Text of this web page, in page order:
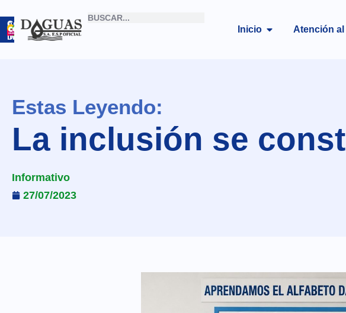
Correo
Institucional
Archivo
Digital
Inicio Atención
Estas Leyendo:
La inclusión se
Informativo
27/07/2023